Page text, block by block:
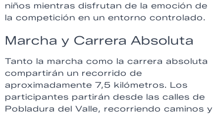
niños mientras disfrutan de la emoción de
la competición en un entorno controlado.
Marcha y Carrera Absoluta
Tanto la marcha como la carrera absoluta
compartirán un recorrido de
aproximadamente 7,5 kilómetros. Los
participantes partirán desde las calles de
Pobladura del Valle, recorriendo caminos y